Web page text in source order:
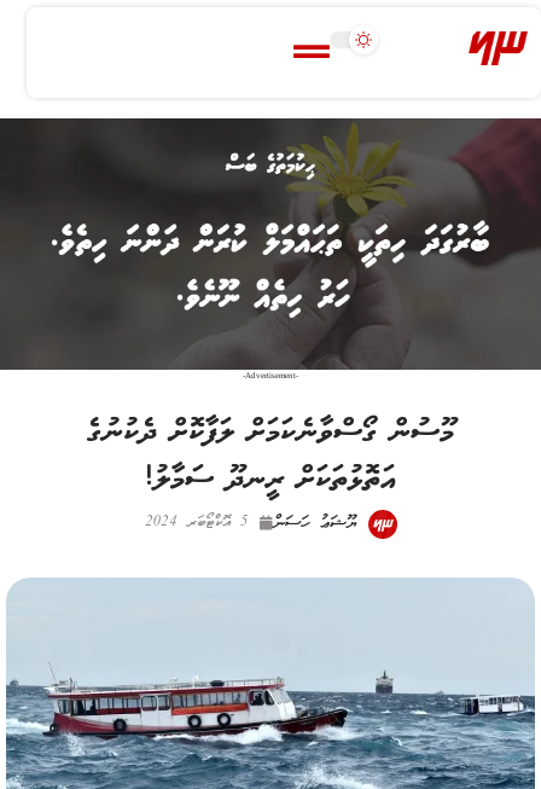
-Advertisement-
މޫސުން ގޯސްވާނެކަމަށް ލަފާކޮށް ދެކުނުގެ
އަތޮޅުތަކަށް ރީނދޫ ސަމާލު!
ޔޫޝަޢު ހަސަން 5 އޮކްޓޯބަރ 2024